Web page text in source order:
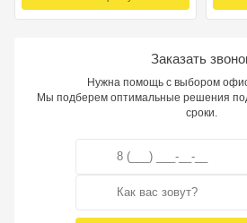
Заказать
Нужна помощь с выбором
Мы подберем оптимальные решения
сроки.